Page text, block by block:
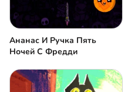
Ананас И Ручка Пять
Ночей С Фредди